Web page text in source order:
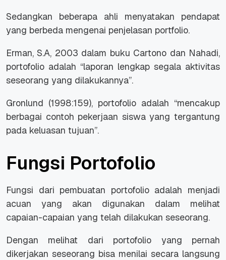
Sedangkan beberapa ahli menyatakan pendapat
yang berbeda mengenai penjelasan portfolio.
Erman, S.A, 2003 dalam buku Cartono dan Nahadi,
portofolio adalah “laporan lengkap segala aktivitas
seseorang yang dilakukannya”.
Gronlund (1998:159), portofolio adalah “mencakup
berbagai contoh pekerjaan siswa yang tergantung
pada keluasan tujuan”.
Fungsi Portofolio
Fungsi dari pembuatan portofolio adalah menjadi
acuan yang akan digunakan dalam melihat
capaian-capaian yang telah dilakukan seseorang.
Dengan melihat dari portofolio yang pernah
dikerjakan seseorang bisa menilai secara langsung